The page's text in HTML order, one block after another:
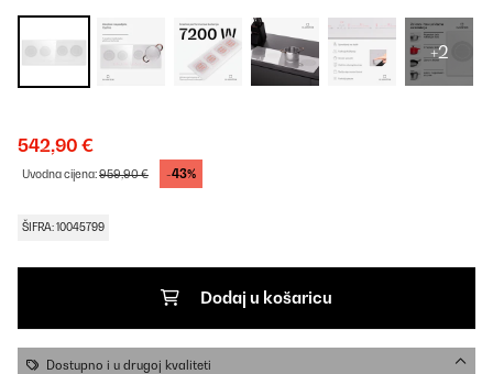
+2
542,90 €
Uvodna cijena:959,90 € -43%
ŠIFRA: 10045799
Dodaj u košaricu
Dostupno i u drugoj kvaliteti